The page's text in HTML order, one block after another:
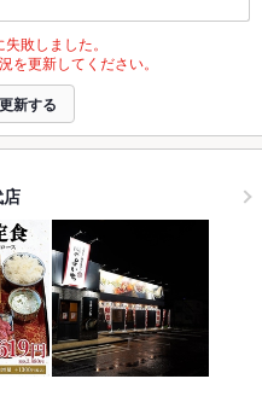
敗しました。
を更新してください。
新する